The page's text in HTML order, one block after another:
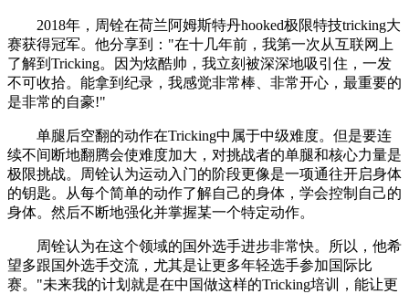
2018年，周铨在荷兰阿姆斯特丹hooked极限特技tricking大
赛获得冠军。他分享到："在十几年前，我第一次从互联网上
了解到Tricking。因为炫酷帅，我立刻被深深地吸引住，一发
不可收拾。能拿到纪录，我感觉非常棒、非常开心，最重要的
是非常的自豪!"
单腿后空翻的动作在Tricking中属于中级难度。但是要连
续不间断地翻腾会使难度加大，对挑战者的单腿和核心力量是
极限挑战。周铨认为运动入门的阶段更像是一项通往开启身体
的钥匙。从每个简单的动作了解自己的身体，学会控制自己的
身体。然后不断地强化并掌握某一个特定动作。
周铨认为在这个领域的国外选手进步非常快。所以，他希
望多跟国外选手交流，尤其是让更多年轻选手参加国际比
赛。"未来我的计划就是在中国做这样的Tricking培训，能让更